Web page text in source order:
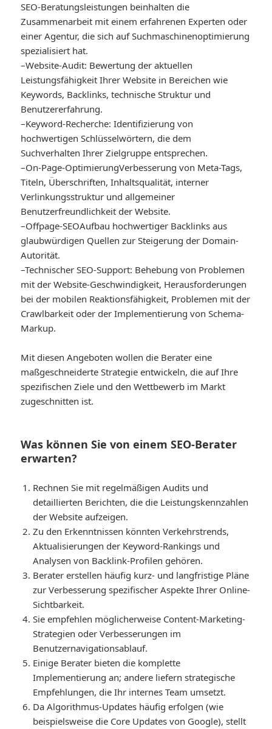
SEO-Beratungsleistungen beinhalten die
Zusammenarbeit mit einem erfahrenen Experten oder
einer Agentur, die sich auf Suchmaschinenoptimierung
spezialisiert hat.
–Website-Audit: Bewertung der aktuellen
Leistungsfähigkeit Ihrer Website in Bereichen wie
Keywords, Backlinks, technische Struktur und
Benutzererfahrung.
–Keyword-Recherche: Identifizierung von
hochwertigen Schlüsselwörtern, die dem
Suchverhalten Ihrer Zielgruppe entsprechen.
–On-Page-OptimierungVerbesserung von Meta-Tags,
Titeln, Überschriften, Inhaltsqualität, interner
Verlinkungsstruktur und allgemeiner
Benutzerfreundlichkeit der Website.
–Offpage-SEOAufbau hochwertiger Backlinks aus
glaubwürdigen Quellen zur Steigerung der Domain-
Autorität.
–Technischer SEO-Support: Behebung von Problemen
mit der Website-Geschwindigkeit, Herausforderungen
bei der mobilen Reaktionsfähigkeit, Problemen mit der
Crawlbarkeit oder der Implementierung von Schema-
Markup.
Mit diesen Angeboten wollen die Berater eine
maßgeschneiderte Strategie entwickeln, die auf Ihre
spezifischen Ziele und den Wettbewerb im Markt
zugeschnitten ist.
Was können Sie von einem SEO-Berater
erwarten?
Rechnen Sie mit regelmäßigen Audits und
detaillierten Berichten, die die Leistungskennzahlen
der Website aufzeigen.
Zu den Erkenntnissen könnten Verkehrstrends,
Aktualisierungen der Keyword-Rankings und
Analysen von Backlink-Profilen gehören.
Berater erstellen häufig kurz- und langfristige Pläne
zur Verbesserung spezifischer Aspekte Ihrer Online-
Sichtbarkeit.
Sie empfehlen möglicherweise Content-Marketing-
Strategien oder Verbesserungen im
Benutzernavigationsablauf.
Einige Berater bieten die komplette
Implementierung an; andere liefern strategische
Empfehlungen, die Ihr internes Team umsetzt.
Da Algorithmus-Updates häufig erfolgen (wie
beispielsweise die Core Updates von Google), stellt